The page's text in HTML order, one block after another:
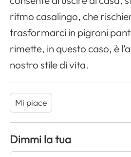
ritmo casalingo, che
trasformarci in pigroni
rimette, in questo caso, è
nostro stile di vita.
Mi piace
Dimmi la tua